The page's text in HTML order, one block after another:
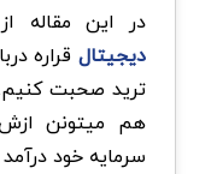
در این مقاله
دیجیتال قراره
ترید صحبت
هم میتونن
سرمایه خود